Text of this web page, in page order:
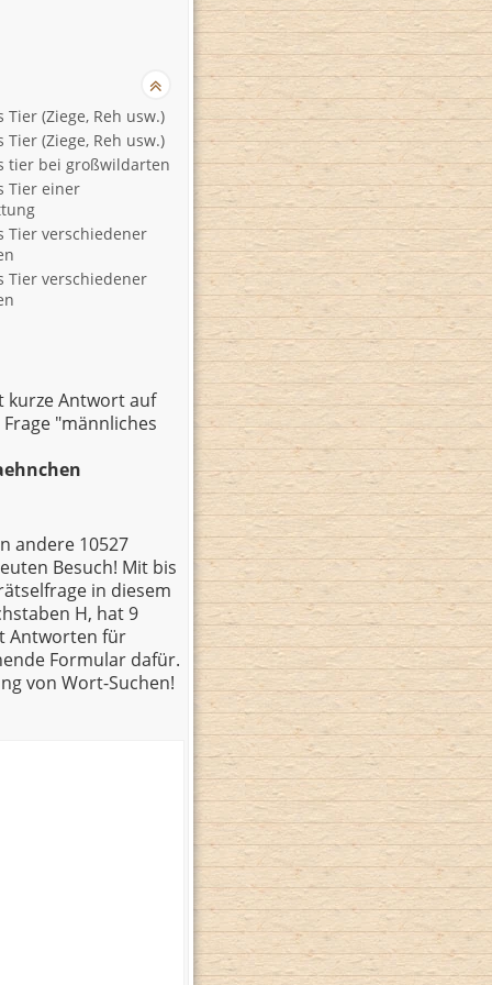
(Ziege, Reh usw.)
(Ziege, Reh usw.)
tier bei großwildarten
Tier einer
Tier verschiedener
Tier verschiedener
kurze Antwort auf
"männliches
andere 10527
Besuch! Mit bis
in diesem
H, hat 9
Antworten für
Formular dafür.
von Wort-Suchen!